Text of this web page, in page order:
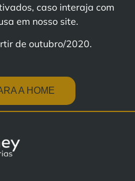
caso interaja com
em nosso site.
de outubro/2020.
A HOME